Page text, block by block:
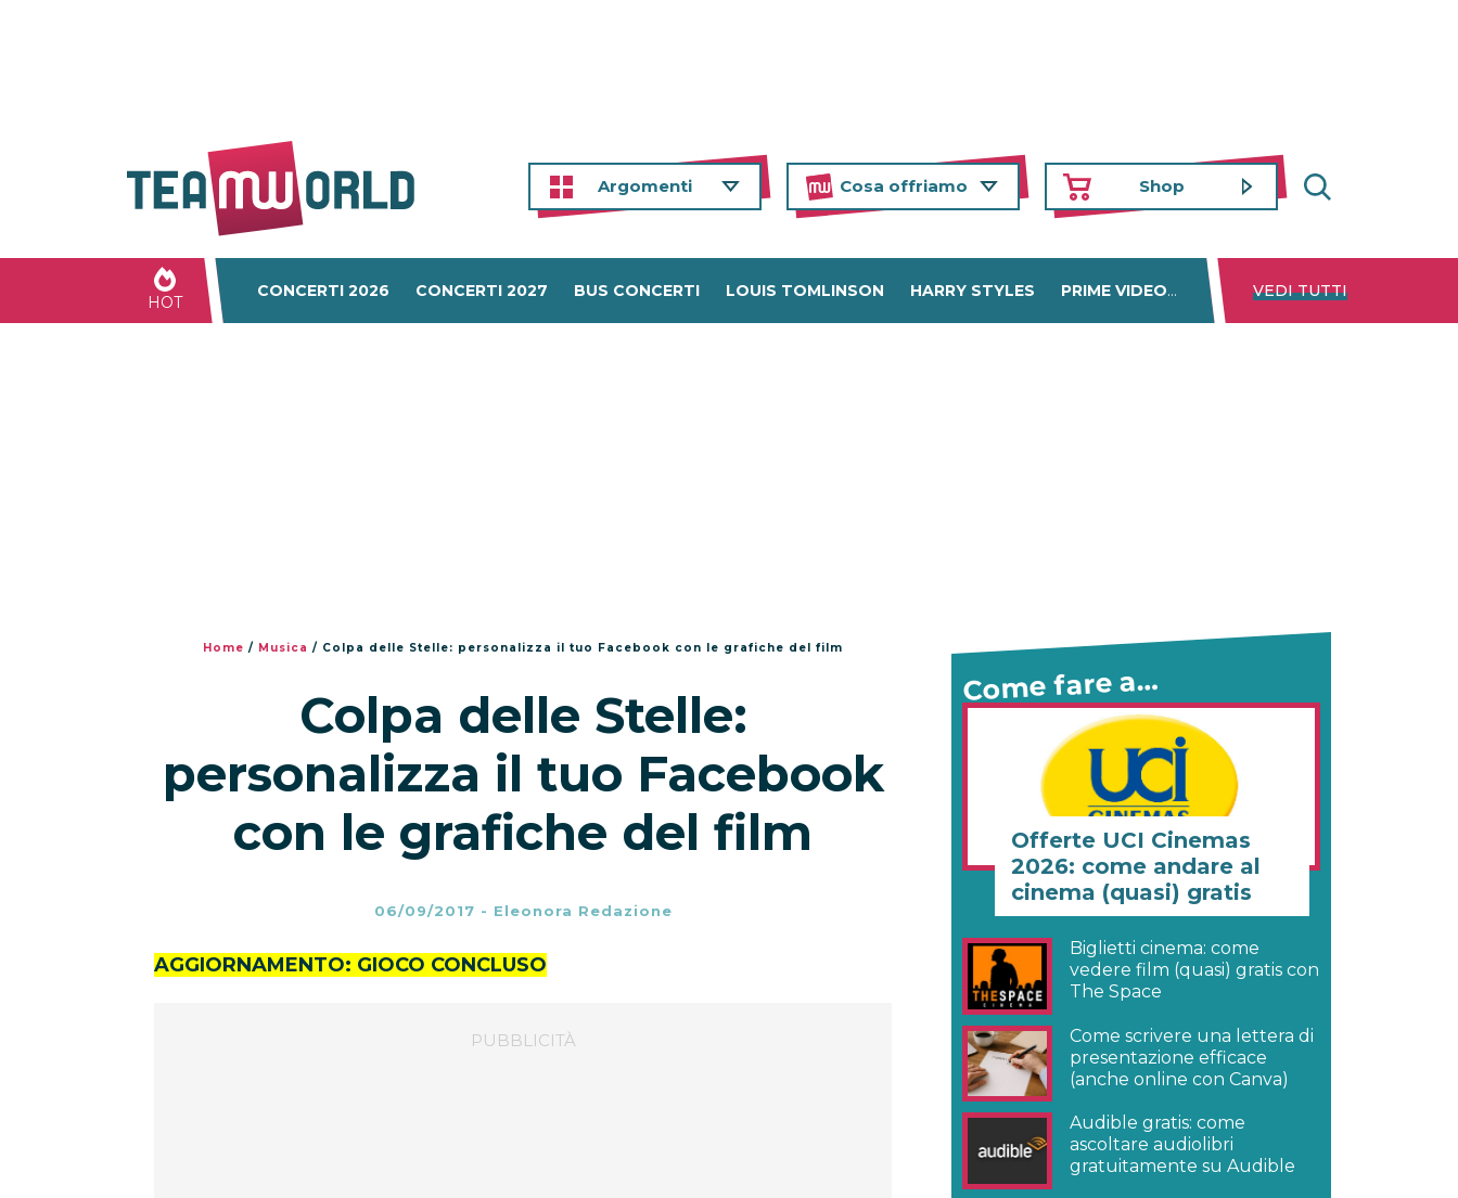
Argomenti Cosa offriamo Shop
HOT
CONCERTI 2026 CONCERTI 2027 BUS CONCERTI LOUIS TOMLINSON HARRY STYLES PRIME VIDEO DISNEY+ NETFLIX
VEDI TUTTI
Home / Musica / Colpa delle Stelle: personalizza il tuo Facebook con le grafiche del film
Colpa delle Stelle:
personalizza il tuo Facebook
con le grafiche del film
06/09/2017 - Eleonora Redazione
AGGIORNAMENTO: GIOCO CONCLUSO
Come fare a…
Offerte UCI Cinemas
2026: come andare al
cinema (quasi) gratis
Biglietti cinema: come
vedere film (quasi) gratis con
The Space
Come scrivere una lettera di
presentazione efficace
(anche online con Canva)
Audible gratis: come
ascoltare audiolibri
gratuitamente su Audible